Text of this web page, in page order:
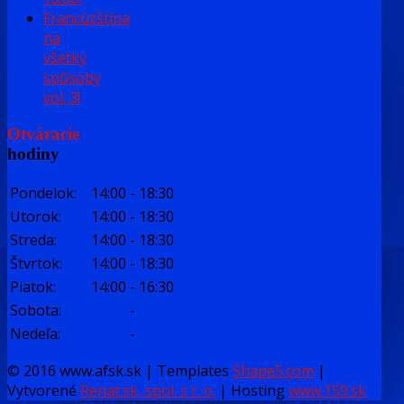
Francúzština
na
všetky
spôsoby
vol. 3!
Otváracie
hodiny
Pondelok: 14:00 - 18:30
Utorok:
14:00 - 18:30
Streda:
14:00 - 18:30
Štvrtok:
14:00 - 18:30
Piatok:
14:00 - 16:30
Sobota:
-
Nedeľa:
-
© 2016 www.afsk.sk | Templates Shape5.com |
Vytvorené Renat.sk, spol. s r. o. | Hostingwww.159.sk